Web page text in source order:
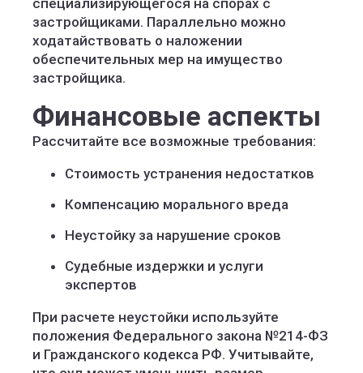
специализирующегося на спорах с
застройщиками. Параллельно можно
ходатайствовать о наложении
обеспечительных мер на имущество
застройщика.
Финансовые аспекты
Рассчитайте все возможные требования:
Стоимость устранения недостатков
Компенсацию морального вреда
Неустойку за нарушение сроков
Судебные издержки и услуги
экспертов
При расчете неустойки используйте
положения Федерального закона №214-ФЗ
и Гражданского кодекса РФ. Учитывайте,